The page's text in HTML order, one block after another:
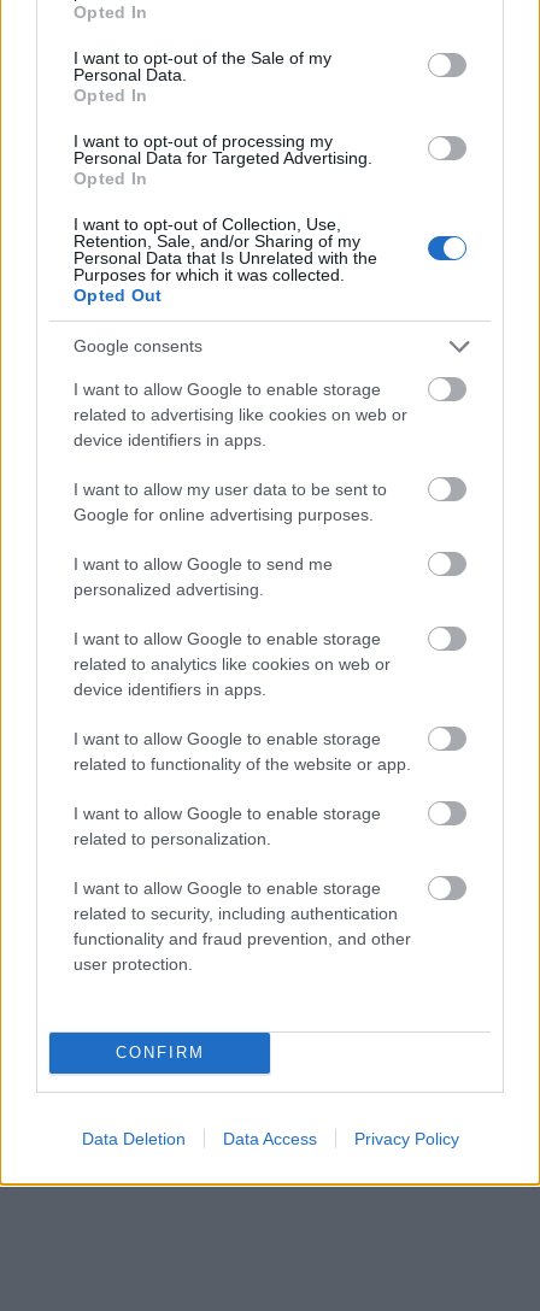
use your data for below specified purposes in below Google
consent section.
Opted In
I want to opt-out of the Sale of my
Personal Data.
Opted In
I want to opt-out of processing my
Personal Data for Targeted Advertising.
Opted In
I want to opt-out of Collection, Use,
Retention, Sale, and/or Sharing of my
Personal Data that Is Unrelated with the
Purposes for which it was collected.
Opted Out
Google consents
I want to allow Google to enable storage
related to advertising like cookies on web or
device identifiers in apps.
I want to allow my user data to be sent to
Google for online advertising purposes.
I want to allow Google to send me
personalized advertising.
I want to allow Google to enable storage
related to analytics like cookies on web or
device identifiers in apps.
I want to allow Google to enable storage
related to functionality of the website or app.
I want to allow Google to enable storage
related to personalization.
I want to allow Google to enable storage
related to security, including authentication
functionality and fraud prevention, and other
user protection.
CONFIRM
Data Deletion Data Access Privacy Policy
ΡΟΗ ΕΙΔΗΣΕΩΝ
ΔΥΠΑ: Νέο πρόγραμμα 55+ για 8.0000 ανέργους,
ποιοι μπορούν να κάνουν αίτηση
ΗΠΑ και Μαρόκο γιορτάζουν 250 χρόνια στενής
φιλίας
Σημαντική αλλαγή της UEFA για τις κίτρινες
κάρτες, τι ισχύει πλέον
Πάτρα: Αδειάζει η πόλη, τα café κλείνουν για
διακοπές
Σπάνιο γερμανικό ναυάγιο του Β’ Παγκοσμίου
Πολέμου εντοπίστηκε στο Ιόνιο – Βρέθηκε η
θρυλική τορπιλάκατος LS 6 μετά από 83 χρόνια
Η Παναχαϊκή προχωρά με την Λίνα Κατσή
Τρόμος σε πτήση της Air India, το σκάφος έκανε
βουτιά 90 μέτρων ΒΙΝΤΕΟ
Η περιπέτεια με ιστιοφόρο με δύο επιβάτες, που
προσάραξε και ρυμουλκήθηκε στην Πάτρα
Η επιβίωση της μικρομεσαίας επιχείρησης
Φιλιππίνες: Ισχυρός σεισμός στο νησί Σαραγκάνι
Σκέψεις για μείωση εισφορών κατά μια μονάδα
στο πακέτο της ΔΕΘ
ΟΛΕΣ ΟΙ ΕΙΔΗΣΕΙΣ